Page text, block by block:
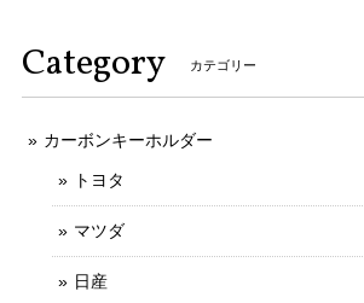
Category カテゴリー
カーボンキーホルダー
トヨタ
マツダ
日産